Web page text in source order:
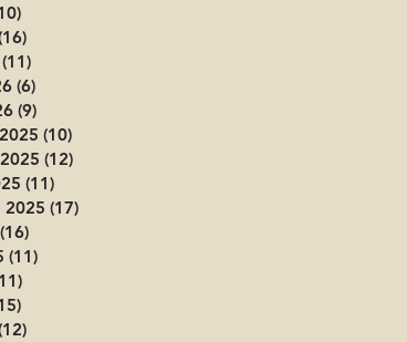
(11)
(6)
(9)
(10)
(12)
(11)
2025 (17)
(16)
(11)